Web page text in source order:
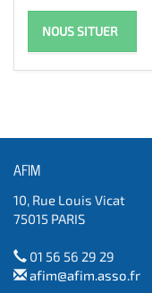
NOUS SITUER
AFIM
10, Rue Louis Vicat
75015 PARIS
01 56 56 29 29
afim@afim.asso.fr